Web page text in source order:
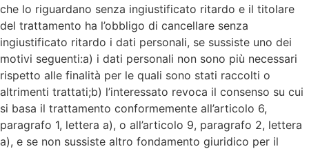
che lo riguardano senza ingiustificato ritardo e il titolare
del trattamento ha l’obbligo di cancellare senza
ingiustificato ritardo i dati personali, se sussiste uno dei
motivi seguenti:a) i dati personali non sono più necessari
rispetto alle finalità per le quali sono stati raccolti o
altrimenti trattati;b) l’interessato revoca il consenso su cui
si basa il trattamento conformemente all’articolo 6,
paragrafo 1, lettera a), o all’articolo 9, paragrafo 2, lettera
a), e se non sussiste altro fondamento giuridico per il